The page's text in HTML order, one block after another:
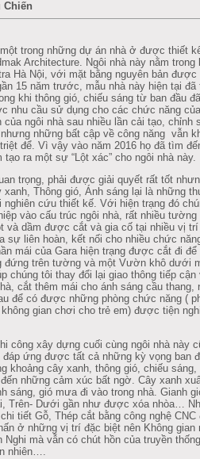
Chiến
trong những dự án nhà ở được thiết
Architecture. Ngôi nhà này nằm trong
Hà Nội, với mặt bằng nguyên bản được
15 năm trước, mẫu nhà này hiện tại đã
khi thông gió, chiếu sáng từ ban đầu
nhu cầu sử dụng cho các chức năng
của ngôi nhà sau nhiều lần cải tạo, chỉnh
những bất cập về công năng vẫn
để. Vì vậy vào năm 2016 họ đã tìm
ra một sự “Lột xác” cho ngôi nhà này.
trọng, phải được giải quyết rất tốt
xanh, Thông gió, Ánh sáng lại là những
cứu thiết kế. Với hiện trạng đó
vào cấu trúc ngôi nhà, rất nhiều tường
và dầm được cắt và gia cố tại nhiều vị trí
sự liên hoàn, kết nối cho nhiều chức
mái của Gara hiện trạng được cắt đi để
đứng trên tường và một Vườn khô dưới
chúng tôi thay đổi lại giao thông tiếp cận
cắt thêm mái cho ánh sáng cầu thang,
để có được những phòng chức năng (
gian chơi cho trẻ em) được tiện
công xây dựng cuối cùng ngôi nhà này
ứng được tất cả những kỳ vọng ban
khoảng cây xanh, thông gió, chiếu sáng,
những cảm xúc bất ngờ. Cây xanh
sáng, gió mưa đi vào trong nhà. Gianh
Trên- Dưới gần như được xóa nhòa…
tiết Gỗ, Thép cắt bằng công nghệ
ở những vị trí đặc biệt nên Không gian
Nghi mà vẫn có chút hồn của truyền
nhiên….